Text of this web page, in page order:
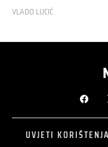
VLADO LUCIĆ
UVJETI KORIŠTENJA